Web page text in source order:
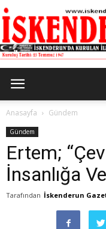
Anasayfa Gündem
Gündem
Ertem;
İnsanlığa
Tarafından İskenderun